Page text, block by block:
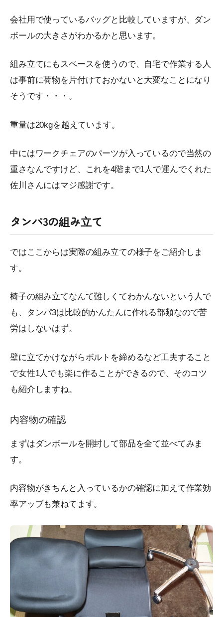
会社用で使っているバッグと比較していますが、ダン
ボールの大きさがわかるかと思います。
組み立てにもスペースを使うので、自宅で作業する人
は事前に荷物を片付けておかないと大変なことになり
そうです・・・。
重量は20kgを越えています。
中にはワークチェアのパーツが入っているので当然の
重さなんですけど、これを4階まで1人で運んでくれた
佐川さんにはマジ感謝です。
タンパ3の組み立て
ではここからは実際の組み立ての様子をご紹介しま
す。
椅子の組み立てなんて難しくてわかんないという人で
も、タンパ3は比較的かんたんに作れる部類なので苦
労はしないはず。
壁に立てかけながらボルトを締めるなど工夫すること
で女性1人でも楽に作ることができるので、そのコツ
も紹介しますね。
内容物の確認
まずはダンボールを開封して部品を全て並べてみま
す。
内容物がきちんと入っているかの確認に加えて作業効
率アップも兼ねてます。